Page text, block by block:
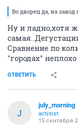
Во дворец да, на завод
Ну и ладно,хотя
Сравнение по
"городах"
ОТВЕТИТЬ
J
july_morning
activist
15 сентября